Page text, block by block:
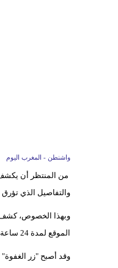
واشنطن - المغرب اليوم
من المنتظر أن
والتفاصيل الذي
وبهذا الخصوص، كشف
الموقع لمدة 24 ساعة أو أسبوع أو لعدة شهور.